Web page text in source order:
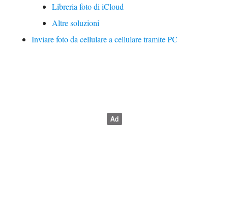
Libreria foto di iCloud
Altre soluzioni
Inviare foto da cellulare a cellulare tramite PC